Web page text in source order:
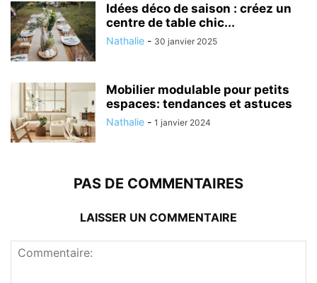
Idées déco de saison : créez un
centre de table chic...
Nathalie - 30 janvier 2025
Mobilier modulable pour petits
espaces: tendances et astuces
Nathalie - 1 janvier 2024
PAS DE COMMENTAIRES
LAISSER UN COMMENTAIRE